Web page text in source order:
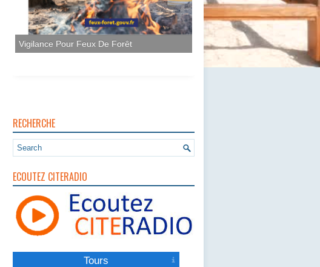
Vigilance Pour Feux De Forêt
RECHERCHE
ECOUTEZ CITERADIO
Tours